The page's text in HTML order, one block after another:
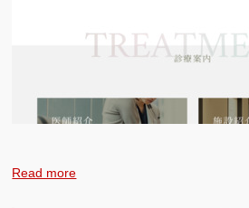
Read more